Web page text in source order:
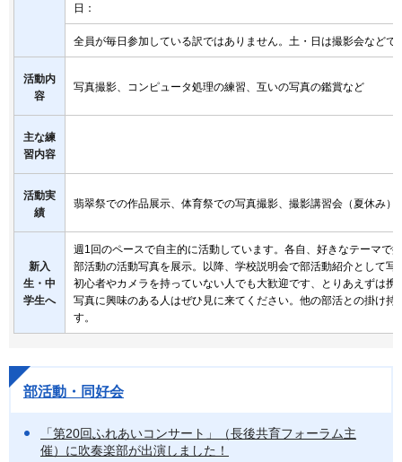
日：
全員が毎日参加している訳ではありません。土・日は撮影会など
活動内
容
写真撮影、コンピュータ処理の練習、互いの写真の鑑賞など
主な練
習内容
活動実
績
翡翠祭での作品展示、体育祭での写真撮影、撮影講習会（夏休み）
新入
生・中
学生へ
週1回のペースで自主的に活動しています。各自、好きなテーマで
部活動の活動写真を展示。以降、学校説明会で部活動紹介として写
初心者やカメラを持っていない人でも大歓迎です、とりあえずは
写真に興味のある人はぜひ見に来てください。他の部活との掛け
す。
部活動・同好会
「第20回ふれあいコンサート」（長後共育フォーラム主
催）に吹奏楽部が出演しました！